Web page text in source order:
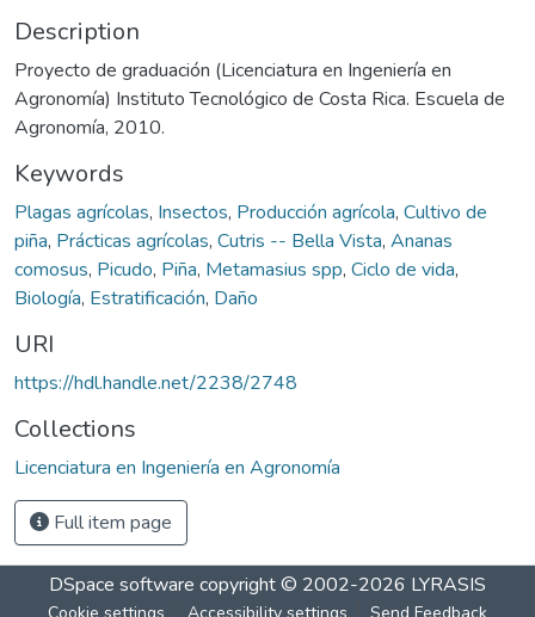
Description
Proyecto de graduación (Licenciatura en Ingeniería en
Agronomía) Instituto Tecnológico de Costa Rica. Escuela de
Agronomía, 2010.
Keywords
Plagas agrícolas, Insectos, Producción agrícola, Cultivo de
piña, Prácticas agrícolas, Cutris -- Bella Vista, Ananas
comosus, Picudo, Piña, Metamasius spp, Ciclo de vida,
Biología, Estratificación, Daño
URI
https://hdl.handle.net/2238/2748
Collections
Licenciatura en Ingeniería en Agronomía
Full item page
DSpace software copyright © 2002-2026 LYRASIS